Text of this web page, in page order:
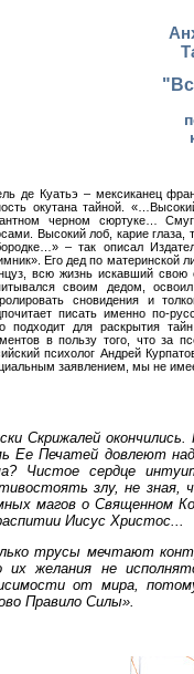
де Куатьэ – мексиканец
окутана тайной.
черном сюртуке…
Высокий лоб, карие глаза,
– так описал
Его дед по материнской
всю жизнь искавший
своим дедом,
сновидения и
писать именно по-
подходит для раскрытия
в пользу того, что за
психолог Андрей
заявлением, мы не
Скрижалей
Ее Печатей довлеют
Чистое сердце
злу, не
магов о Священном
Иисус Христос...
трусы мечтают
их желания не
от мира,
Правило Силы».